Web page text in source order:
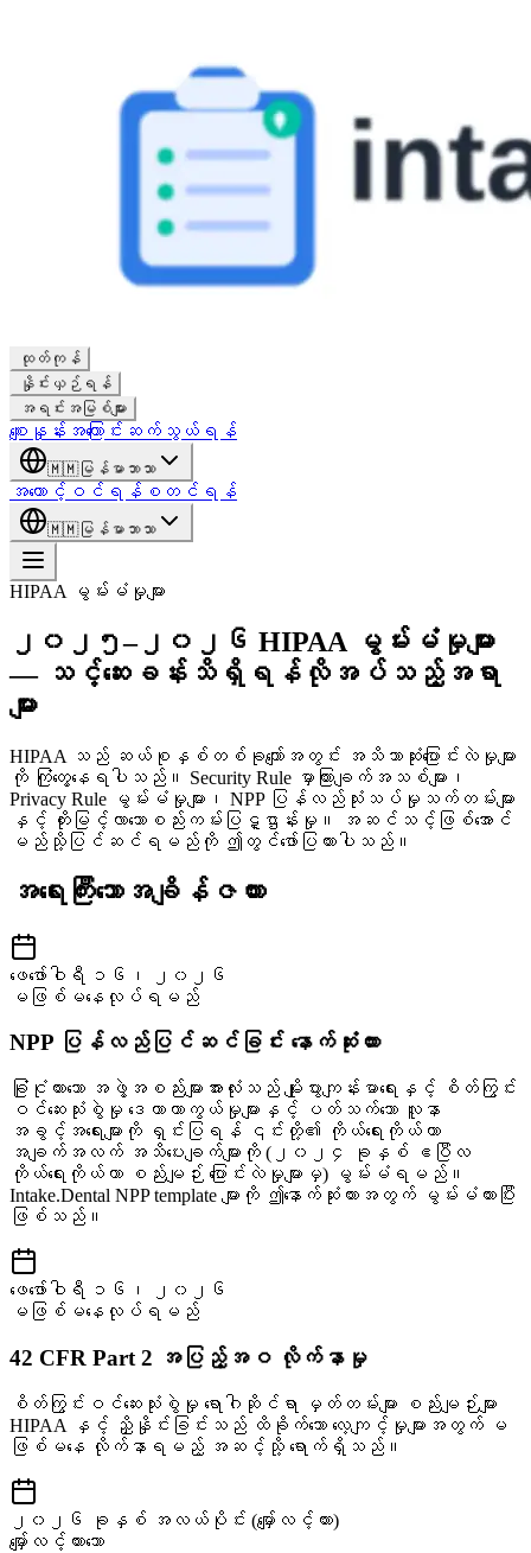
ထုတ်ကုန်
နှိုင်းယှဉ်ရန်
အရင်းအမြစ်များ
စျေးနှုန်း အကြောင်း ဆက်သွယ်ရန်
🇲🇲မြန်မာဘာသာ
အကောင့်ဝင်ရန် စတင်ရန်
🇲🇲မြန်မာဘာသာ
HIPAA မွမ်းမံမှုများ
၂၀၂၅–၂၀၂၆ HIPAA မွမ်းမံမှုများ
— သင့်ဆေးခန်းသိရှိရန်လိုအပ်သည့်အရာ
များ
HIPAA သည် ဆယ်စုနှစ်တစ်ခုကျော်အတွင်း အသိသာဆုံးပြောင်းလဲမှုများ
ကို ကြုံတွေ့နေရပါသည်။ Security Rule မှာကြားချက်အသစ်များ၊
Privacy Rule မွမ်းမံမှုများ၊ NPP ပြန်လည်သုံးသပ်မှုသက်တမ်းများ
နှင့် တိုးမြင့်လာသောစည်းကမ်းပြဋ္ဌာန်းမှု။ အဆင်သင့်ဖြစ်အောင်
မည်သို့ပြင်ဆင်ရမည်ကို ဤတွင်ဖော်ပြထားပါသည်။
အရေးကြီးသောအချိန်ဇယား
ဖေဖော်ဝါရီ ၁၆၊ ၂၀၂၆
မဖြစ်မနေလုပ်ရမည်
NPP ပြန်လည်ပြင်ဆင်ခြင်း နောက်ဆုံးထား
ခြုံငုံထားသော အဖွဲ့အစည်းများအားလုံးသည် မျိုးပွားကျန်းမာရေးနှင့် စိတ်ကြွင်း
ဝင်ဆေးသုံးစွဲမှု ဒေတာကာကွယ်မှုများနှင့် ပတ်သက်သော လူနာ
အခွင့်အရေးများကို ရှင်းပြရန် ၎င်းတို့၏ ကိုယ်ရေးကိုယ်တာ
အချက်အလက် အသိပေးချက်များကို (၂၀၂၄ ခုနှစ် ဧပြီလ
ကိုယ်ရေးကိုယ်တာ စည်းမျဉ်း ပြောင်းလဲမှုများမှ) မွမ်းမံရမည်။
Intake.Dental NPP template များကို ဤနောက်ဆုံးထားအတွက် မွမ်းမံထားပြီး
ဖြစ်သည်။
ဖေဖော်ဝါရီ ၁၆၊ ၂၀၂၆
မဖြစ်မနေလုပ်ရမည်
42 CFR Part 2 အပြည့်အဝ လိုက်နာမှု
စိတ်ကြွင်းဝင်ဆေးသုံးစွဲမှု ရောဂါဆိုင်ရာ မှတ်တမ်းများ စည်းမျဉ်းများ
HIPAA နှင့် ညှိနှိုင်းခြင်းသည် ထိခိုက်သော လေ့ကျင့်မှုများအတွက် မ
ဖြစ်မနေ လိုက်နာရမည့် အဆင့်သို့ ရောက်ရှိသည်။
၂၀၂၆ ခုနှစ် အလယ်ပိုင်း (မျှော်လင့်ထား)
မျှော်လင့်ထားသော